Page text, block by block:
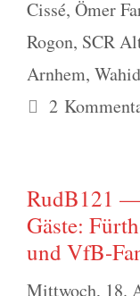
Cissé, Ömer
Rogon, SCR
Arnhem,
2
RudB121
Gäste:
und VfB-
Mittwoch, 18.